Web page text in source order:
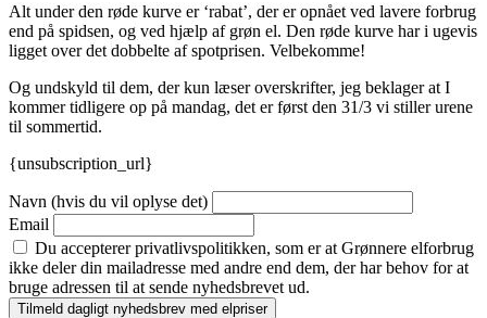
Alt under den røde kurve er ‘rabat’, der er opnået ved lavere forbrug
end på spidsen, og ved hjælp af grøn el. Den røde kurve har i ugevis
ligget over det dobbelte af spotprisen. Velbekomme!
Og undskyld til dem, der kun læser overskrifter, jeg beklager at I
kommer tidligere op på mandag, det er først den 31/3 vi stiller urene
til sommertid.
{unsubscription_url}
Navn (hvis du vil oplyse det)
Email
Du accepterer privatlivspolitikken, som er at Grønnere elforbrug
ikke deler din mailadresse med andre end dem, der har behov for at
bruge adressen til at sende nyhedsbrevet ud.